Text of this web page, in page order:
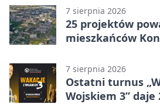
7 sierpnia 2026
25 projektów
mieszkańców
7 sierpnia 2026
Ostatni turnus
Wojskiem 3”